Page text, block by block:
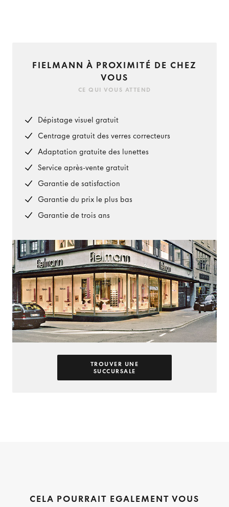
FIELMANN À PROXIMITÉ DE CHEZ
VOUS
CE QUI VOUS ATTEND
Dépistage visuel gratuit
Centrage gratuit des verres correcteurs
Adaptation gratuite des lunettes
Service après-vente gratuit
Garantie de satisfaction
Garantie du prix le plus bas
Garantie de trois ans
TROUVER UNE
SUCCURSALE
CELA POURRAIT EGALEMENT VOUS